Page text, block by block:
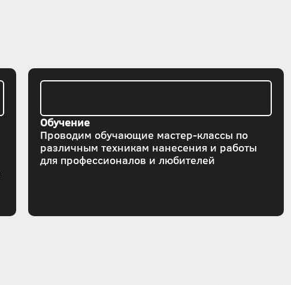
Обучение
Проводим обучающие мастер-классы по
различным техникам нанесения и работы
для профессионалов и любителей